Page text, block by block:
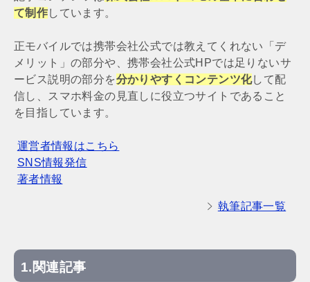
て制作しています。
正モバイルでは携帯会社公式では教えてくれない「デ
メリット」の部分や、携帯会社公式HPでは足りないサ
ービス説明の部分を分かりやすくコンテンツ化して配
信し、スマホ料金の見直しに役立つサイトであること
を目指しています。
運営者情報はこちら
SNS情報発信
著者情報
執筆記事一覧
関連記事